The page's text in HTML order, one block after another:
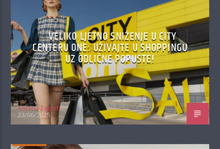
VELIKO LJETNO SNIŽENJE U CITY
CENTERU ONE: UŽIVAJTE U SHOPPINGU
UZ ODLIČNE POPUSTE!
Antena Zagreb
23/06/2025